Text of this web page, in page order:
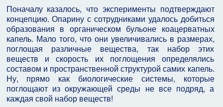
Поначалу казалось, что эксперименты подтверждают
концепцию. Опарину с сотрудниками удалось добиться
образования в органическом бульоне коацерватных
капель. Мало того, что они увеличивались в размерах,
поглощая различные вещества, так набор этих
веществ и скорость их поглощения определялись
составом и пространственной структурой самих капель.
Ну, прямо как биологические системы, которые
поглощают из окружающей среды не все подряд, а
каждая свой набор веществ!